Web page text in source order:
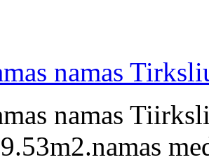
namas
namas